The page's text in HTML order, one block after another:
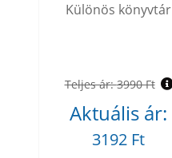
Különös könyvtár
Teljes ár:3990 Ft
Aktuális ár:
3192 Ft